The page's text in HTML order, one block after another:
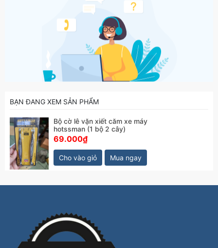
BẠN ĐANG XEM SẢN PHẨM
Bộ cờ lê vặn xiết căm xe máy
hotssman (1 bộ 2 cây)
69.000₫
Cho vào giỏ Mua ngay